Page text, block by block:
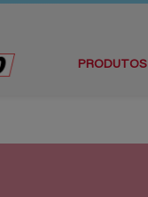
PRODUTOS